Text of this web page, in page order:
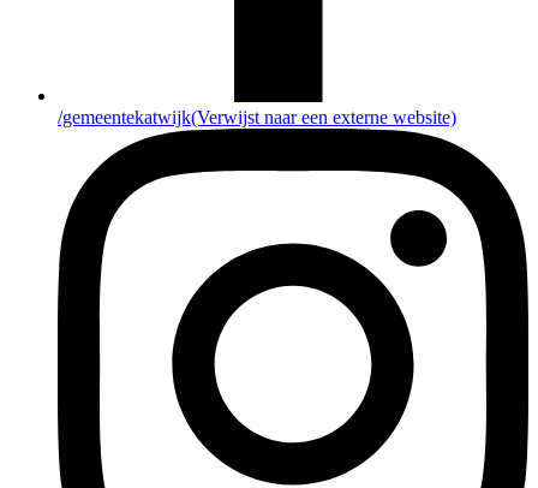
/gemeentekatwijk(Verwijst naar een externe website)